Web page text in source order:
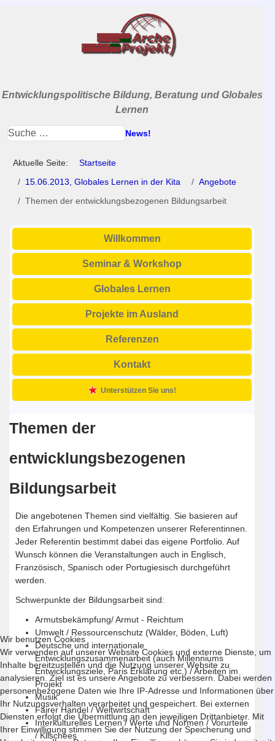
Entwicklungspolitische Bildung, Beratung und Globales
Lernen
News!
Aktuelle Seite:
Startseite
15.06.2013, Globales Lernen in der Kita
Angebote
Themen der entwicklungsbezogenen Bildungsarbeit
Willkommen
Seminar & Workshop
Globales Lernen
Projekte im Ausland
Referenzen
Kontakt
Unterstützen Sie uns!
Themen der
entwicklungsbezogenen
Bildungsarbeit
Die angebotenen Themen sind vielfältig. Sie basieren auf
den Erfahrungen und Kompetenzen unserer Referentinnen.
Jeder Referentin bestimmt dabei das eigene Portfolio. Auf
Wunsch können die Veranstaltungen auch in Englisch,
Französisch, Spanisch oder Portugiesisch durchgeführt
werden.
Schwerpunkte der Bildungsarbeit sind:
Armutsbekämpfung/ Armut - Reichtum
Umwelt / Ressourcenschutz (Wälder, Böden, Luft)
Deutsche und internationale
Entwicklungszusammenarbeit (auch Millenniums
Entwicklungsziele, Paris Erklärung etc.) / Arbeiten im
Projekt
Musik
Fairer Handel / Weltwirtschaft
Interkulturelles Lernen / Werte und Normen / Vorurteile
/ Klischees
Wir benutzen Cookies
Wir verwenden auf unserer Website Cookies und externe Dienste, um
Inhalte bereitzustellen und die Nutzung unserer Website zu
analysieren. Ziel ist es unsere Angebote zu verbessern. Dabei werden
personenbezogene Daten wie Ihre IP-Adresse und Informationen über
Ihr Nutzungsverhalten verarbeitet und gespeichert. Bei externen
Diensten erfolgt die Übermittlung an den jeweiligen Drittanbieter. Mit
Ihrer Einwilligung stimmen Sie der Nutzung der Speicherung und